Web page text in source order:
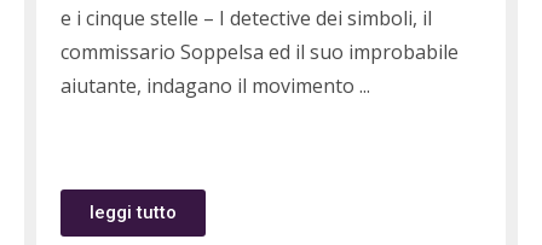
e i cinque stelle – I detective dei simboli, il
commissario Soppelsa ed il suo improbabile
aiutante, indagano il movimento
leggi tutto